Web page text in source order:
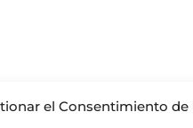
el Consentimiento de